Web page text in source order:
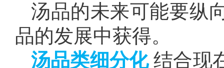
汤品的未来可能要纵
品的发展中获得。
汤品类细分化结合现